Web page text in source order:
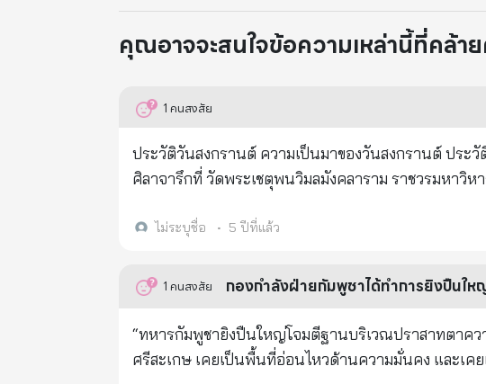
คุณอาจจะสนใจข้อความเหล่านี้ที่คล้า
1 คนสงสัย
ประวัติวันสงกรานต์ ความเป็นมาของวันสงกรานต์ ประวัติวันสงกรานต์ หรือเรื่องเล่า ตำนานของสงกรานต์นี้มีปรากฎใน
ศิลาจารึกที่ วัดพระเชตุพนวิมลมังคลาราม ราชวรมหาวิหาร เป็นเรื่องราวตำนานตั้งแต่อินเดียโบราณเล่าสืบต่อกันมา
อาจารย์บอกมงคลต่างๆ แก่มนุษย์ทั้งปวง ซึ่งในขณะนั้น
ตัดศีรษะบูชา ถ้าแก้ไม่ได้จะตัดศีรษะธรรมบาลกุม
ครั้งเวลาค่ำนางนกอินทรีจึงถามสามีว่า พรุ่งนี้จะได้อาห
จะฆ่าเสีย เพราะทายปัญหาไม่ออก นางนกถามว่า ปัญหานั้นอย่างไรสามีจึงบอกว่า ปั
ไม่ระบุชื่อ • 5 ปีที่แล้ว
1 คนสงสัย กองกำลังฝ่ายกัมพูชาได้ทำการยิงปืนใ
“ทหารกัมพูชายิงปืนใหญ่โจมตีฐานบริเวณปราสาทตาค
ศรีสะเกษ เคยเป็นพื้นที่อ่อนไหวด้านความมั่นคง และเค